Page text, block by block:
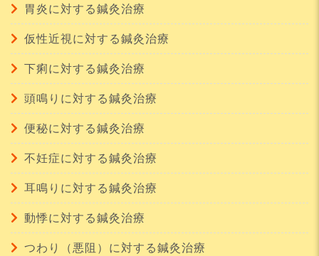
胃炎に対する鍼灸治療
仮性近視に対する鍼灸治療
下痢に対する鍼灸治療
頭鳴りに対する鍼灸治療
便秘に対する鍼灸治療
不妊症に対する鍼灸治療
耳鳴りに対する鍼灸治療
動悸に対する鍼灸治療
つわり（悪阻）に対する鍼灸治療